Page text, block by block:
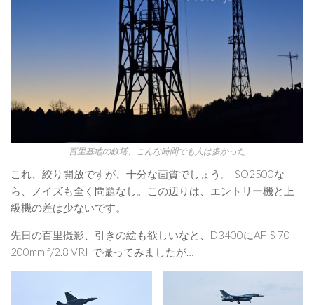
百里基地の鉄塔、こんな時間でも人は多かった
これ、絞り開放ですが、十分な画質でしょう。ISO2500な
ら、ノイズも全く問題なし。この辺りは、エントリー機と上
級機の差は少ないです。
先日の百里撮影、引きの絵も欲しいなと、D3400にAF-S 70-
200mm f/2.8 VRIIで撮ってみましたが…